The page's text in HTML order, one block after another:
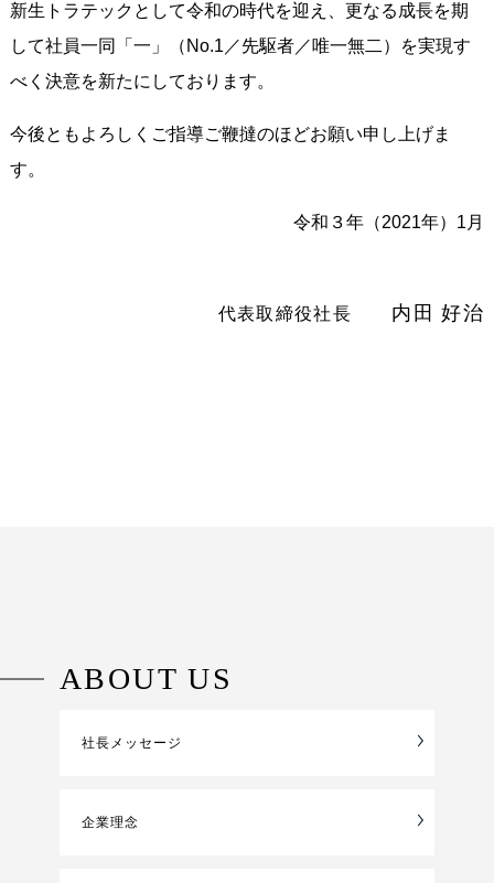
新生トラテックとして令和の時代を迎え、更なる成長を期
して社員一同「一」（No.1／先駆者／唯一無二）を実現す
べく決意を新たにしております。
今後ともよろしくご指導ご鞭撻のほどお願い申し上げま
す。
令和３年（2021年）1月
代表取締役社長 内田 好治
ABOUT US
社長メッセージ
企業理念